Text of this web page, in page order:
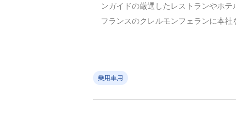
ンガイドの厳選したレストランやホテ
フランスのクレルモンフェランに本
乗用車用